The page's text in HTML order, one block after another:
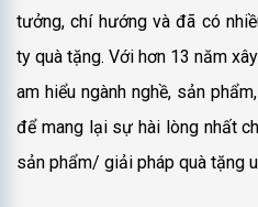
tưởng, chí hướng và đã có
ty quà tặng. Với hơn 13 năm
am hiểu ngành nghề, sản
để mang lại sự hài lòng nhất
sản phẩm/ giải pháp quà tặng